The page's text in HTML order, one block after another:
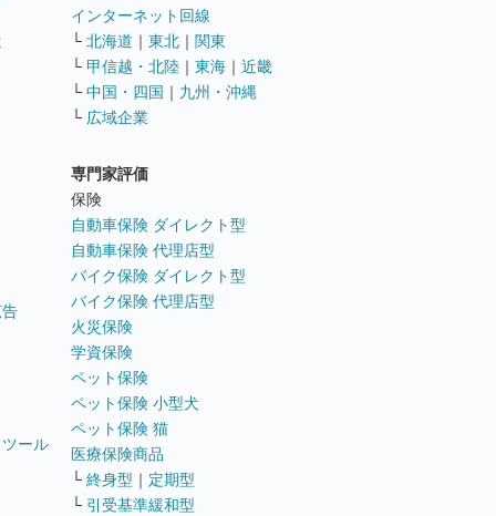
ール
インターネット回線
└ 北海道 ｜ 東北 ｜ 関東
└ 甲信越・北陸 ｜ 東海 ｜ 近畿
└ 中国・四国 ｜ 九州・沖縄
└ 広域企業
専門家評価
保険
自動車保険 ダイレクト型
自動車保険 代理店型
バイク保険 ダイレクト型
バイク保険 代理店型
火災保険
学資保険
ペット保険
ペット保険 小型犬
ペット保険 猫
医療保険商品
└ 終身型 ｜ 定期型
└ 引受基準緩和型